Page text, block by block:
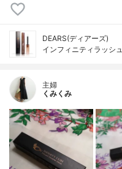
DEARS(ディアーズ)
インフィニティラッシュ
主婦
くみくみ